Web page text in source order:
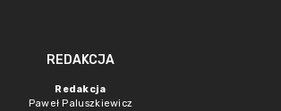
REDAKCJA
Redakcja
Paweł Paluszkiewicz